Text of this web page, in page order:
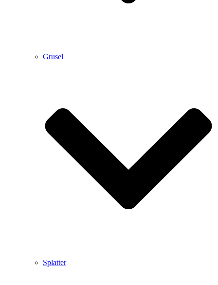
Grusel
Splatter